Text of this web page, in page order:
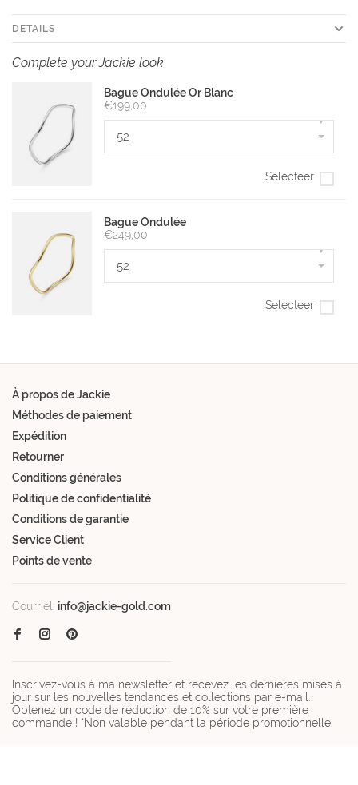
DETAILS
Complete your Jackie look
Bague Ondulée Or Blanc
€199,00
52
▾
Selecteer
Bague Ondulée
€249,00
52
▾
Selecteer
À propos de Jackie
Méthodes de paiement
Expédition
Retourner
Conditions générales
Politique de confidentialité
Conditions de garantie
Service Client
Points de vente
Courriel: info@jackie-gold.com
Inscrivez-vous à ma newsletter et recevez les dernières mises à
jour sur les nouvelles tendances et collections par e-mail.
Obtenez un code de réduction de 10% sur votre première
commande ! *Non valable pendant la période promotionnelle.